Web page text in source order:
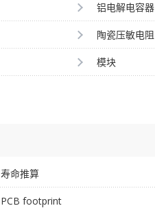
铝电解电容器
陶瓷压敏电阻
模块
寿命推算
PCB footprint